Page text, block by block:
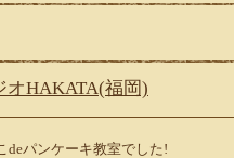
オHAKATA(福岡)
deパンケーキ教室でした!